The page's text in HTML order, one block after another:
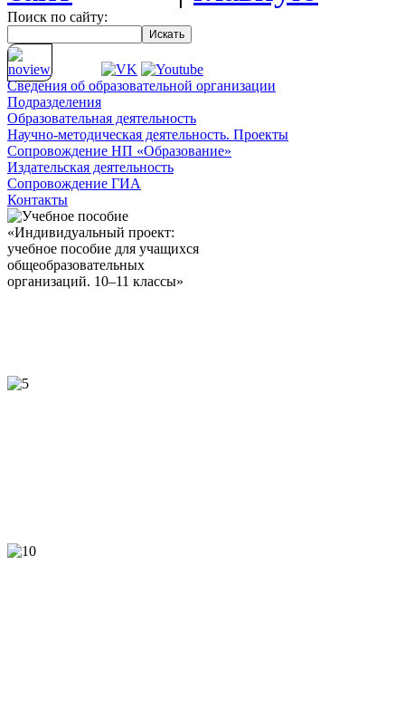
Поиск по сайту:
Сведения об образовательной организации
Подразделения
Образовательная деятельность
Научно-методическая деятельность. Проекты
Сопровождение НП «Образование»
Издательская деятельность
Сопровождение ГИА
Контакты